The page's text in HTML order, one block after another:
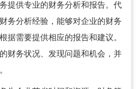
提供专业的财务分析和报告。代
务分析经验，能够对企业的财务
据需要提供相应的报告和建议。
财务状况、发现问题和机会，并